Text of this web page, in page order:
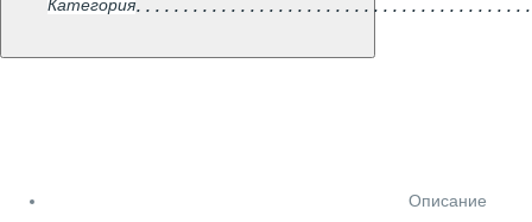
Категория
Описание